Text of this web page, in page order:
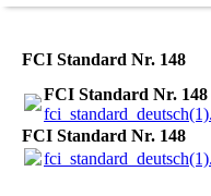
FCI Standard Nr. 148
FCI Standard Nr. 148
FCI Standard Nr. 148